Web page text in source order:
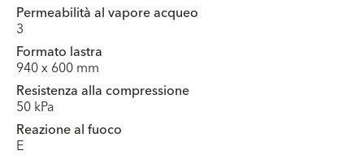
Permeabilità al vapore acqueo
3
Formato lastra
940 x 600 mm
Resistenza alla compressione
50 kPa
Reazione al fuoco
E